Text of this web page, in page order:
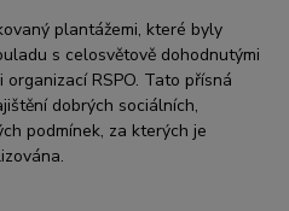
plantážemi, které byly
s celosvětově dohodnutými
RSPO. Tato přísná
dobrých sociálních,
podmínek, za kterých je